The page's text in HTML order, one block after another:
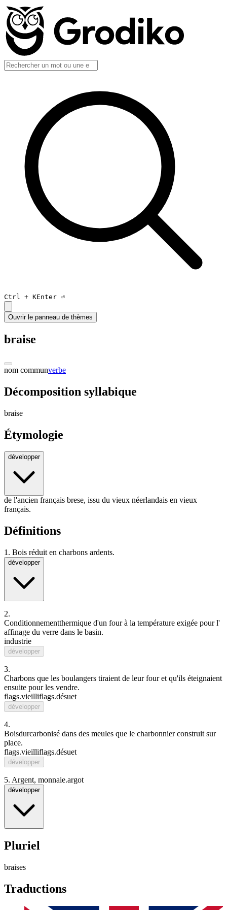
Ctrl + KEnter ⏎
Ouvrir le panneau de thèmes
braise
nom communverbe
Décomposition syllabique
braise
Étymologie
développer
de l'ancien français brese, issu du vieux néerlandais en vieux
français.
Définitions
1. Bois réduit en charbons ardents.
développer
2.
Conditionnementthermique d'un fourà la température exigée pour l'
affinage du verre dans le basin.
industrie
développer
3.
Charbons que les boulangers tiraient de leur fouret qu'ils éteignaient
ensuite pour les vendre.
flags.vieilliflags.désuet
développer
4.
Boisdurcarbonisé dans des meules que le charbonnier construit sur
place.
flags.vieilliflags.désuet
développer
5. Argent, monnaie.argot
développer
Pluriel
braises
Traductions